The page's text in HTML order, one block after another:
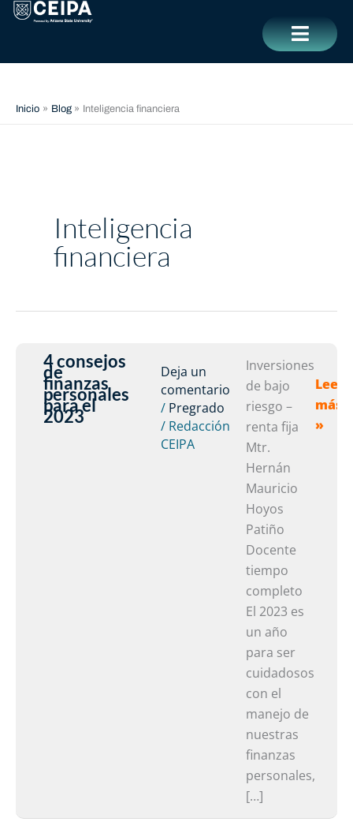
contenido
Inicio Blog Inteligencia financiera
Inteligencia
financiera
4 consejos
de
finanzas
personales
para el
2023
Deja un
comentario
/ Pregrado
/ Redacción
CEIPA
Inversiones
de bajo
riesgo –
renta fija
Mtr.
Hernán
Mauricio
Hoyos
Patiño
Docente
tiempo
completo
El 2023 es
un año
para ser
cuidadosos
con el
manejo de
nuestras
finanzas
personales,
[…]
de
Leer
más
»